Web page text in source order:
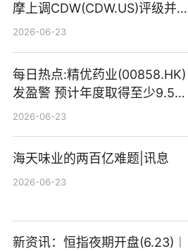
摩上调CDW(CDW.US)评级并看
高IBM(IBM.US)戴尔(DELL.US)
2026-06-23
每日热点:精优药业(00858.HK)
发盈警 预计年度取得至少9.5亿
港元的亏损 同比盈转亏
2026-06-23
海天味业的两百亿难题|讯息
2026-06-23
新资讯：恒指夜期开盘(6.23)︱